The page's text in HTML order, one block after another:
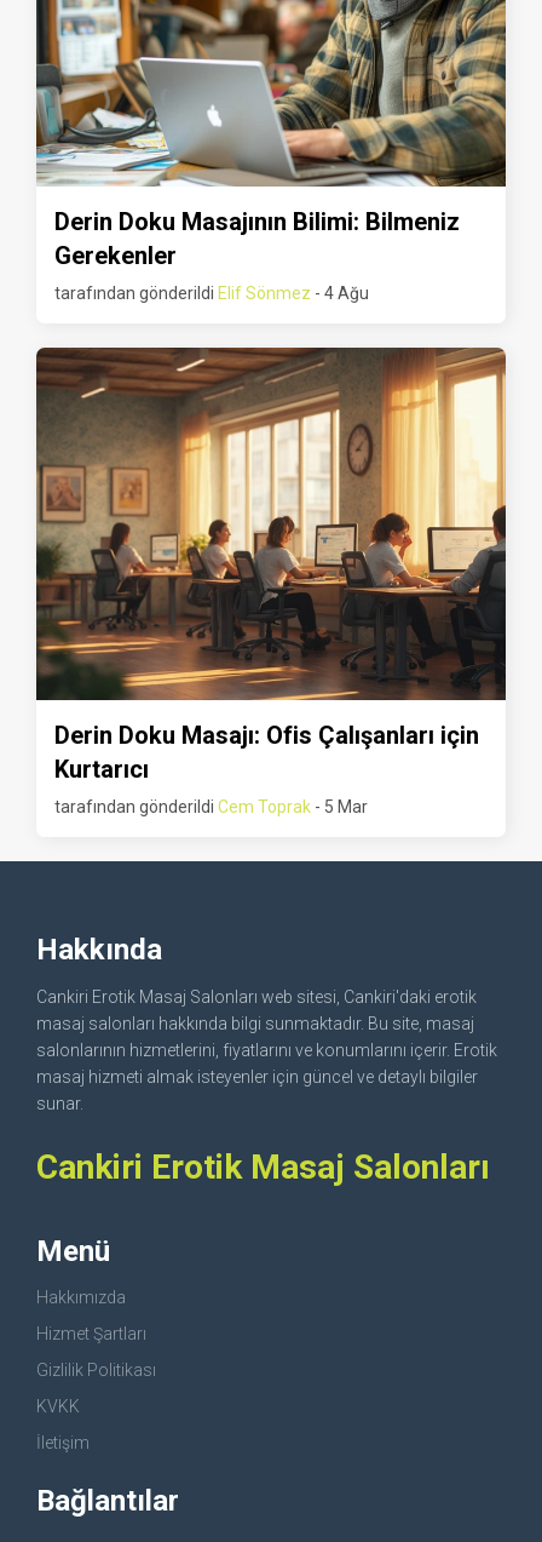
Derin Doku Masajının Bilimi: Bilmeniz
Gerekenler
tarafından gönderildi Elif Sönmez - 4 Ağu
Derin Doku Masajı: Ofis Çalışanları için
Kurtarıcı
tarafından gönderildi Cem Toprak - 5 Mar
Hakkında
Cankiri Erotik Masaj Salonları web sitesi, Cankiri'daki erotik
masaj salonları hakkında bilgi sunmaktadır. Bu site, masaj
salonlarının hizmetlerini, fiyatlarını ve konumlarını içerir. Erotik
masaj hizmeti almak isteyenler için güncel ve detaylı bilgiler
sunar.
Cankiri Erotik Masaj Salonları
Menü
Hakkımızda
Hizmet Şartları
Gizlilik Politikası
KVKK
İletişim
Bağlantılar